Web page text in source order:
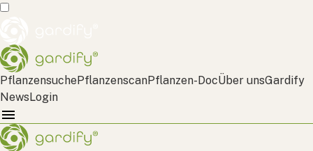
PflanzensuchePflanzenscanPflanzen-DocÜber unsGardify
NewsLogin